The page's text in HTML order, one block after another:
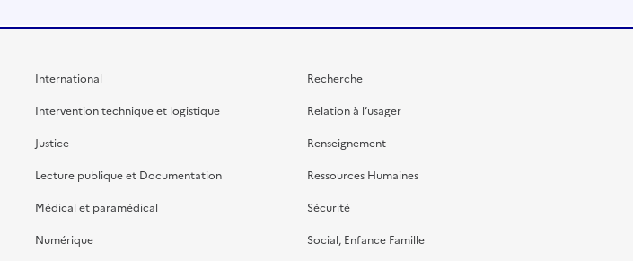
International
Intervention technique et logistique
Justice
Lecture publique et Documentation
Médical et paramédical
Numérique
Recherche
Relation à l’usager
Renseignement
Ressources Humaines
Sécurité
Social, Enfance Famille